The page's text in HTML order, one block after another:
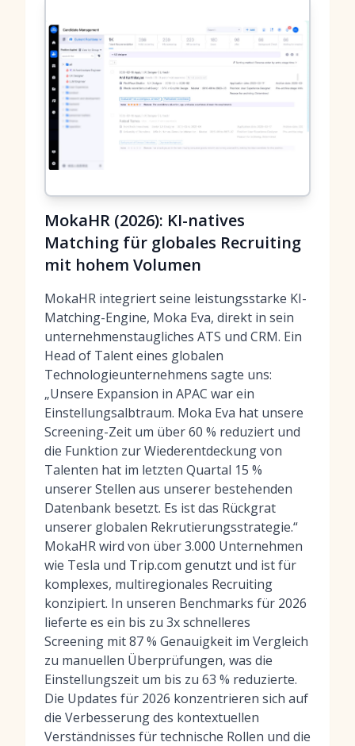
MokaHR (2026): KI-natives
Matching für globales Recruiting
mit hohem Volumen
MokaHR integriert seine leistungsstarke KI-
Matching-Engine, Moka Eva, direkt in sein
unternehmenstaugliches ATS und CRM. Ein
Head of Talent eines globalen
Technologieunternehmens sagte uns:
„Unsere Expansion in APAC war ein
Einstellungsalbtraum. Moka Eva hat unsere
Screening-Zeit um über 60 % reduziert und
die Funktion zur Wiederentdeckung von
Talenten hat im letzten Quartal 15 %
unserer Stellen aus unserer bestehenden
Datenbank besetzt. Es ist das Rückgrat
unserer globalen Rekrutierungsstrategie.“
MokaHR wird von über 3.000 Unternehmen
wie Tesla und Trip.com genutzt und ist für
komplexes, multiregionales Recruiting
konzipiert. In unseren Benchmarks für 2026
lieferte es ein bis zu 3x schnelleres
Screening mit 87 % Genauigkeit im Vergleich
zu manuellen Überprüfungen, was die
Einstellungszeit um bis zu 63 % reduzierte.
Die Updates für 2026 konzentrieren sich auf
die Verbesserung des kontextuellen
Verständnisses für technische Rollen und die